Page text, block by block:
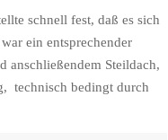
schnell fest, daß es sich
ein entsprechender
anschließendem Steildach,
technisch bedingt durch